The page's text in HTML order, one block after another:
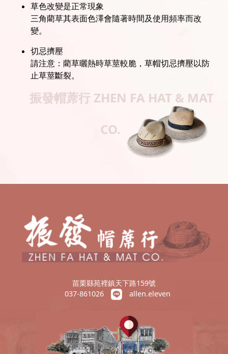
草色改變是正常現象
三角藺草其表面色澤會隨著時間及使用頻率而改
變。
切忌擠壓
請注意：藺草曬熱時草莖較脆，草帽切忌擠壓以防
止草莖斷裂。
振發帽蓆行 ZHEN FA HAT & MAT
CO.
苗栗縣苑裡鎮天下路159號
037-861026
allen.eleven